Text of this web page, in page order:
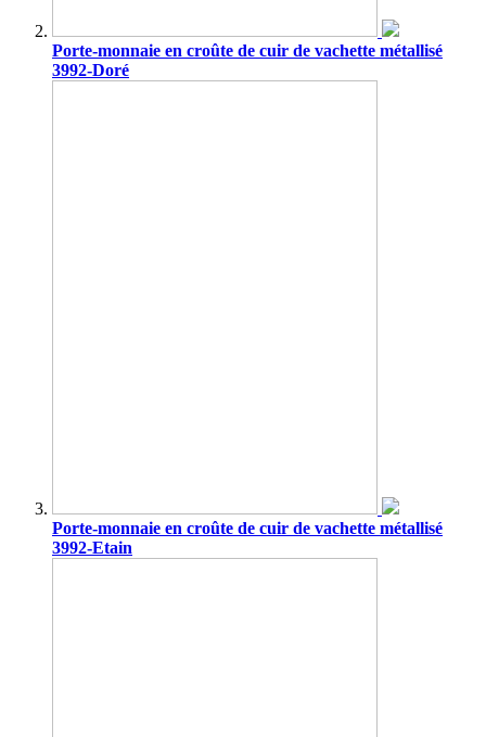
Porte-monnaie en croûte de cuir de vachette métallisé
3992-Doré
Porte-monnaie en croûte de cuir de vachette métallisé
3992-Etain